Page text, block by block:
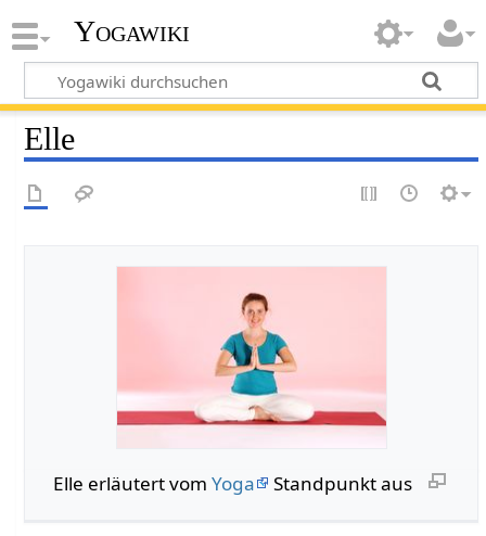
Yogawiki
Elle
Elle erläutert vom Yoga Standpunkt aus